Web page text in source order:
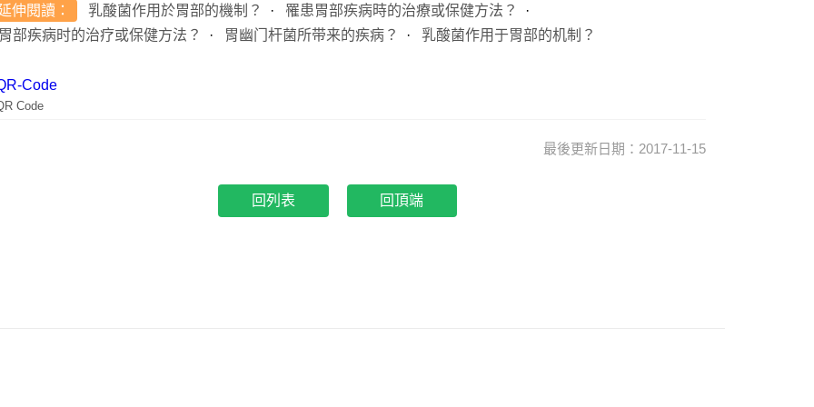
伸閱讀： 乳酸菌作用於胃部的機制？
罹患胃部疾病時的治療或保健方法？
部疾病时的治疗或保健方法？
胃幽门杆菌所带来的疾病？ 乳酸菌作用于胃部的机制？
Code
最後更新日期：2017-11-15
回頂端